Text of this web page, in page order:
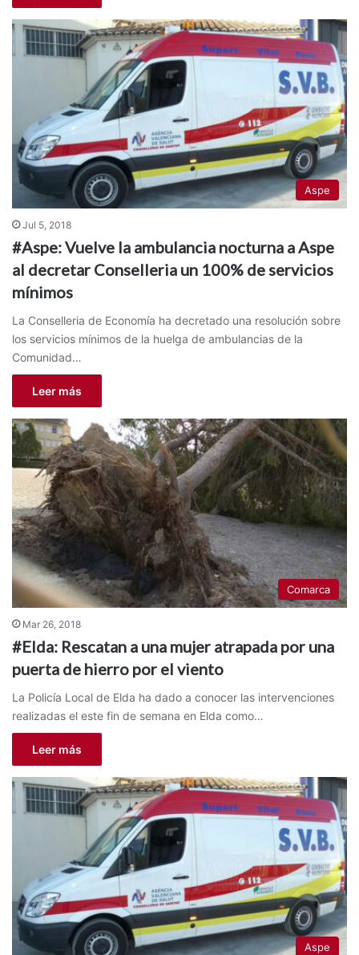
Aspe
Jul 5, 2018
#Aspe: Vuelve la ambulancia nocturna a Aspe
al decretar Conselleria un 100% de servicios
mínimos
La Conselleria de Economía ha decretado una resolución sobre
los servicios mínimos de la huelga de ambulancias de la
Comunidad…
Leer más
Comarca
Mar 26, 2018
#Elda: Rescatan a una mujer atrapada por una
puerta de hierro por el viento
La Policía Local de Elda ha dado a conocer las intervenciones
realizadas el este fin de semana en Elda como…
Leer más
Aspe